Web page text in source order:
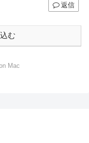
返信
む
Mac